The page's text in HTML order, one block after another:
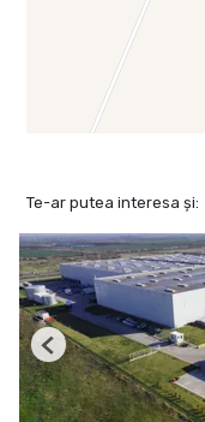
Te-ar putea interesa și:
Previous